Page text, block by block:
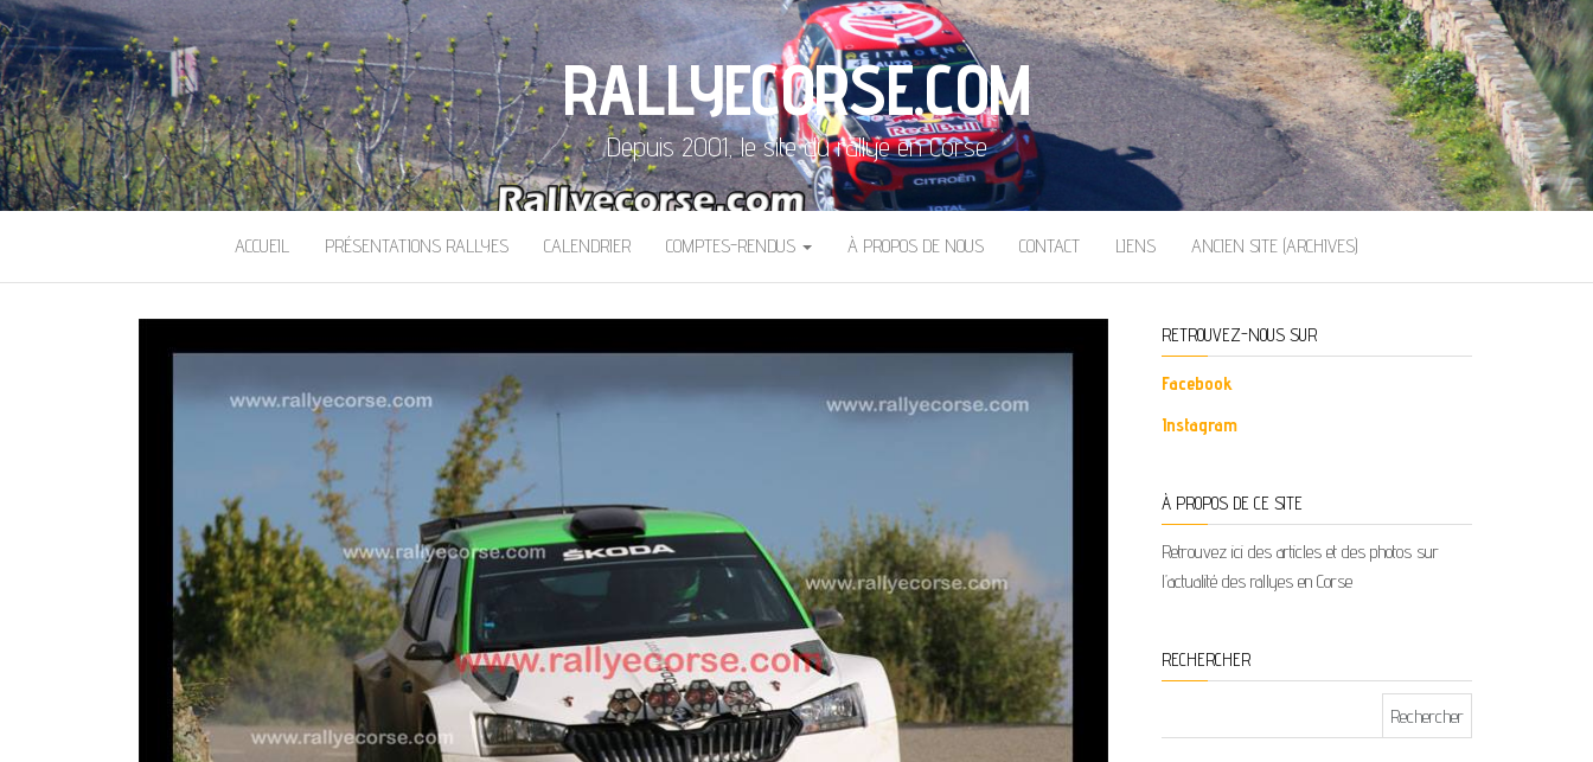
RALLYECORSE.COM
Depuis 2001, le site du rallye en Corse
ACCUEIL PRÉSENTATIONS RALLYES CALENDRIER COMPTES-RENDUS À PROPOS DE NOUS CONTACT LIENS ANCIEN SITE (ARCHIVES)
RETROUVEZ-NOUS SUR
Facebook
Instagram
À PROPOS DE CE SITE
Retrouvez ici des articles et des photos sur
l’actualité des rallyes en Corse
RECHERCHER